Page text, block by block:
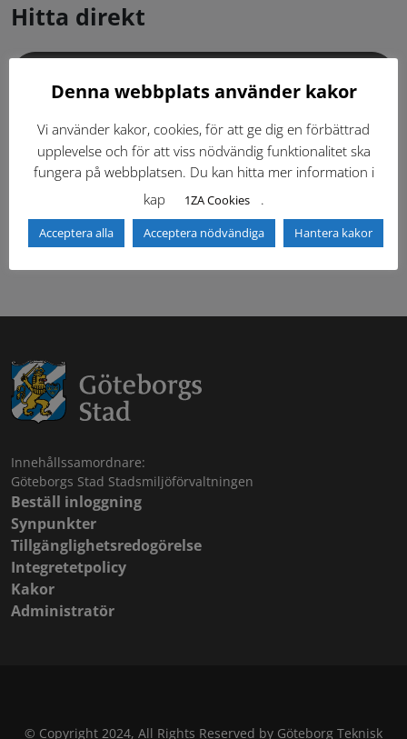
Hitta direkt
Dokumentbibliotek Kontaktlista
Tidigare versioner Nyheter
Säkerhetsordningen
Innehållssamordnare:
Göteborgs Stad Stadsmiljöförvaltningen
Beställ inloggning
Synpunkter
Tillgänglighetsredogörelse
Integretetpolicy
Kakor
Administratör
© Copyright 2024, All Rights Reserved by Göteborg Teknisk
Denna webbplats använder kakor
Vi använder kakor, cookies, för att ge dig en förbättrad
upplevelse och för att viss nödvändig funktionalitet ska
fungera på webbplatsen. Du kan hitta mer information i
kap
1ZA Cookies .
Acceptera alla Acceptera nödvändiga Hantera kakor